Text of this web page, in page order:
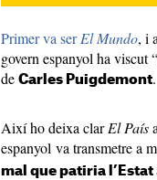
Primer va serEl Mundo, i
govern espanyol ha viscut
de Carles Puigdemont.
Així ho deixa clarEl País
espanyol va transmetre a
mal que patiria l’Estat